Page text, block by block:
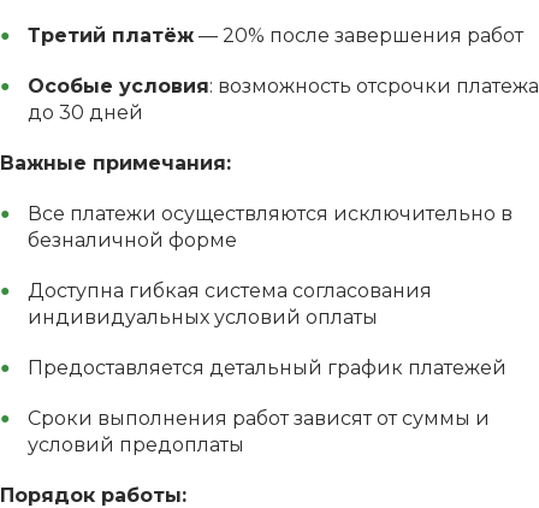
Третий платёж— 20% после завершения работ
Особые условия: возможность отсрочки платежа
до 30 дней
Важные примечания:
Все платежи осуществляются исключительно в
безналичной форме
Доступна гибкая система согласования
индивидуальных условий оплаты
Предоставляется детальный график платежей
Сроки выполнения работ зависят от суммы и
условий предоплаты
Порядок работы: